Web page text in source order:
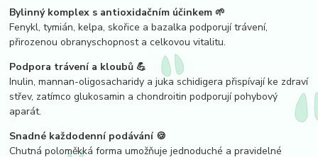
Bylinný komplex s antioxidačním účinkem 🌱
Fenykl, tymián, kelpa, skořice a bazalka podporují trávení,
přirozenou obranyschopnost a celkovou vitalitu.
Podpora trávení a kloubů 💪
Inulin, mannan-oligosacharidy a juka schidigera přispívají ke zdraví
střev, zatímco glukosamin a chondroitin podporují pohybový
aparát.
Snadné každodenní podávání 🍪
Chutná poloměkká forma umožňuje jednoduché a pravidelné